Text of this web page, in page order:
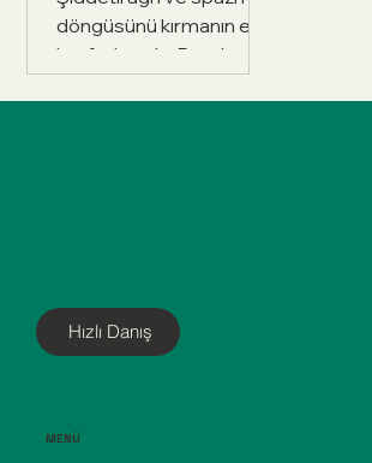
sisteminin önemi
hakkında tüm merak
edilenleri bu yazımızda
bir araya getirdik.
döngüsünü kırmanın en
konforlu yolu: Botoks.
MENÜ
Hızlı Danış